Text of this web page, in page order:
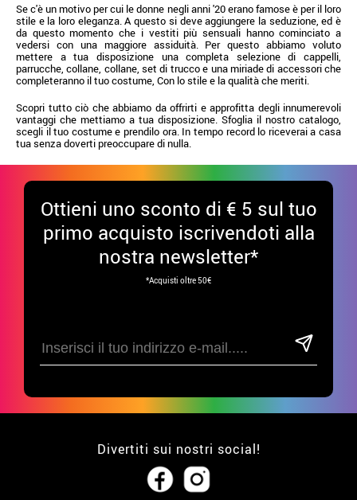
Se c'è un motivo per cui le donne negli anni '20 erano famose è per il loro
stile e la loro eleganza. A questo si deve aggiungere la seduzione, ed è
da questo momento che i vestiti più sensuali hanno cominciato a
vedersi con una maggiore assiduità. Per questo abbiamo voluto
mettere a tua disposizione una completa selezione di cappelli,
parrucche, collane, collane, set di trucco e una miriade di accessori che
completeranno il tuo costume, Con lo stile e la qualità che meriti.
Scopri tutto ciò che abbiamo da offrirti e approfitta degli innumerevoli
vantaggi che mettiamo a tua disposizione. Sfoglia il nostro catalogo,
scegli il tuo costume e prendilo ora. In tempo record lo riceverai a casa
tua senza doverti preoccupare di nulla.
Ottieni uno sconto di € 5 sul tuo
primo acquisto iscrivendoti alla
nostra newsletter*
*Acquisti oltre 50€
Divertiti sui nostri social!